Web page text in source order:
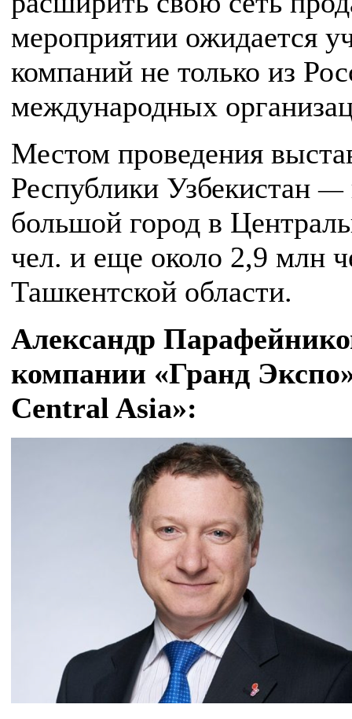
мероприятии ожидается
компаний не только из
международных
Местом проведения
Республики Узбекистан—
большой город в
чел. и еще около 2,9 млн
Ташкентской области.
Александр
компании «Гранд
Central Asia»: